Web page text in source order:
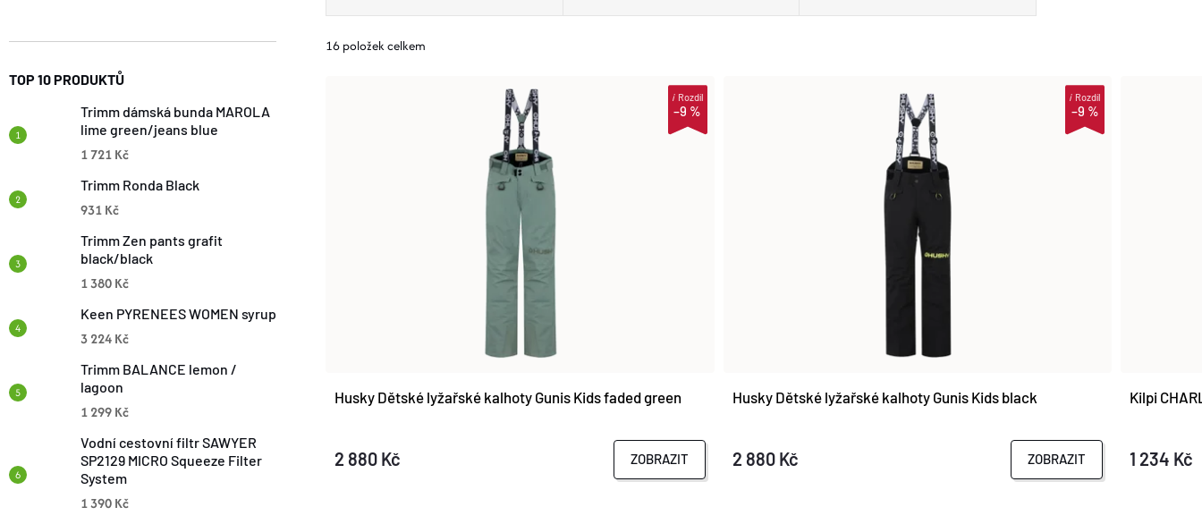
TOP 10 PRODUKTŮ
Trimm dámská bunda MAROLA
lime green/jeans blue
1 721 Kč
Trimm Ronda Black
931 Kč
Trimm Zen pants grafit
black/black
1 380 Kč
Keen PYRENEES WOMEN syrup
3 224 Kč
Trimm BALANCE lemon /
lagoon
1 299 Kč
Vodní cestovní filtr SAWYER
SP2129 MICRO Squeeze Filter
System
1 390 Kč
A
D
K
16 položek celkem
O
D
–9 %
iRozdíl
Husky Dětské lyžařské kalhoty Gunis Kids faded green
2 880 Kč ZOBRAZIT
–9 %
iRozdíl
Husky Dětské lyžařské kalhoty Gunis Kids black
2 880 Kč ZOBRAZIT
Kilpi
1 234 Kč